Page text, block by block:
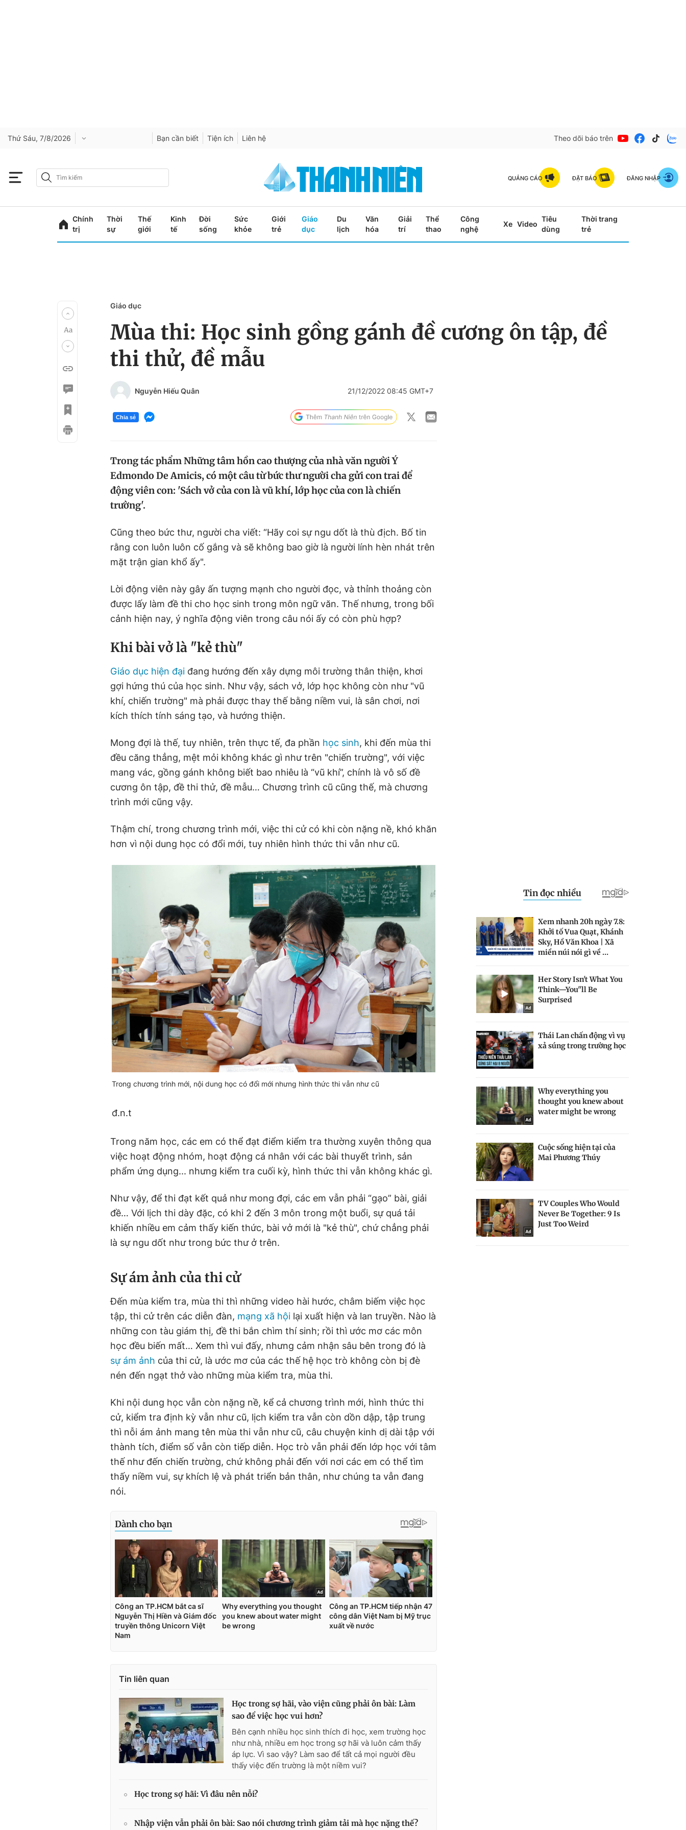
Thứ Sáu, 7/8/2026 Bạn cần biết Tiện ích Liên hệ Theo dõi báo trên
QUẢNG CÁO ĐẶT BÁO ĐĂNG NHẬP
Chính
trị
Thời
sự
Thế
giới
Kinh
tế
Đời
sống
Sức
khỏe
Giới
trẻ
Giáo
dục
Du
lịch
Văn
hóa
Giải
trí
Thể
thao
Công
nghệ
Xe Video
Tiêu
dùng
Thời trang
trẻ
Giáo dục
Mùa thi: Học sinh gồng gánh đề cương ôn tập, đề
thi thử, đề mẫu
Nguyễn Hiếu Quân 21/12/2022 08:45 GMT+7
Chia sẻ
Trong tác phẩm Những tâm hồn cao thượng của nhà văn người Ý
Edmondo De Amicis, có một câu từ bức thư người cha gửi con trai để
động viên con: 'Sách vở của con là vũ khí, lớp học của con là chiến
trường'.
Cũng theo bức thư, người cha viết: “Hãy coi sự ngu dốt là thù địch. Bố tin
rằng con luôn luôn cố gắng và sẽ không bao giờ là người lính hèn nhát trên
mặt trận gian khổ ấy".
Lời động viên này gây ấn tượng mạnh cho người đọc, và thỉnh thoảng còn
được lấy làm đề thi cho học sinh trong môn ngữ văn. Thế nhưng, trong bối
cảnh hiện nay, ý nghĩa động viên trong câu nói ấy có còn phù hợp?
Khi bài vở là "kẻ thù"
Giáo dục hiện đại đang hướng đến xây dựng môi trường thân thiện, khơi
gợi hứng thú của học sinh. Như vậy, sách vở, lớp học không còn như "vũ
khí, chiến trường" mà phải được thay thế bằng niềm vui, là sân chơi, nơi
kích thích tính sáng tạo, và hướng thiện.
Mong đợi là thế, tuy nhiên, trên thực tế, đa phần học sinh, khi đến mùa thi
đều căng thẳng, mệt mỏi không khác gì như trên "chiến trường", với việc
mang vác, gồng gánh không biết bao nhiêu là “vũ khí”, chính là vô số đề
cương ôn tập, đề thi thử, đề mẫu… Chương trình cũ cũng thế, mà chương
trình mới cũng vậy.
Thậm chí, trong chương trình mới, việc thi cử có khi còn nặng nề, khó khăn
hơn vì nội dung học có đổi mới, tuy nhiên hình thức thi vẫn như cũ.
Trong chương trình mới, nội dung học có đổi mới nhưng hình thức thi vẫn như cũ
đ.n.t
Trong năm học, các em có thể đạt điểm kiểm tra thường xuyên thông qua
việc hoạt động nhóm, hoạt động cá nhân với các bài thuyết trình, sản
phẩm ứng dụng... nhưng kiểm tra cuối kỳ, hình thức thi vẫn không khác gì.
Như vậy, để thi đạt kết quả như mong đợi, các em vẫn phải “gạo” bài, giải
đề… Với lịch thi dày đặc, có khi 2 đến 3 môn trong một buổi, sự quá tải
khiến nhiều em cảm thấy kiến thức, bài vở mới là "kẻ thù", chứ chẳng phải
là sự ngu dốt như trong bức thư ở trên.
Sự ám ảnh của thi cử
Đến mùa kiểm tra, mùa thi thì những video hài hước, châm biếm việc học
tập, thi cử trên các diễn đàn, mạng xã hội lại xuất hiện và lan truyền. Nào là
những con tàu giám thị, đề thi bắn chìm thí sinh; rồi thì ước mơ các môn
học đều biến mất… Xem thì vui đấy, nhưng cảm nhận sâu bên trong đó là
sự ám ảnh của thi cử, là ước mơ của các thế hệ học trò không còn bị đè
nén đến ngạt thở vào những mùa kiểm tra, mùa thi.
Khi nội dung học vẫn còn nặng nề, kể cả chương trình mới, hình thức thi
cử, kiểm tra định kỳ vẫn như cũ, lịch kiểm tra vẫn còn dồn dập, tập trung
thì nỗi ám ảnh mang tên mùa thi vẫn như cũ, câu chuyện kinh dị dài tập với
thành tích, điểm số vẫn còn tiếp diễn. Học trò vẫn phải đến lớp học với tâm
thế như đến chiến trường, chứ không phải đến với nơi các em có thể tìm
thấy niềm vui, sự khích lệ và phát triển bản thân, như chúng ta vẫn đang
nói.
Tin liên quan
Học trong sợ hãi, vào viện cũng phải ôn bài: Làm
sao để việc học vui hơn?
Bên cạnh nhiều học sinh thích đi học, xem trường học
như nhà, nhiều em học trong sợ hãi và luôn cảm thấy
áp lực. Vì sao vậy? Làm sao để tất cả mọi người đều
thấy việc đến trường là một niềm vui?
Học trong sợ hãi: Vì đâu nên nỗi?
Nhập viện vẫn phải ôn bài: Sao nói chương trình giảm tải mà học nặng thế?